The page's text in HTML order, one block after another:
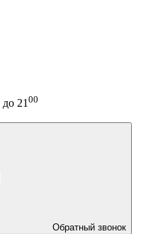
до 21 00
Обратный звонок